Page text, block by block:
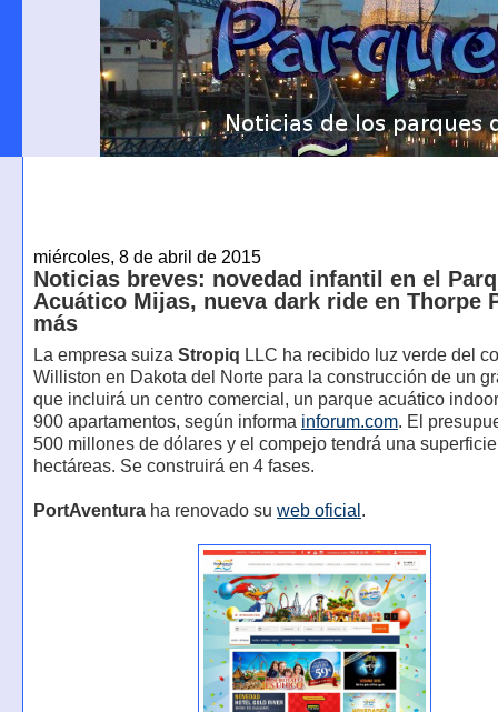
miércoles, 8 de abril de 2015
Noticias breves: novedad infantil en el
Acuático Mijas, nueva dark ride en Thorpe
más
La empresa suiza Stropiq LLC ha recibido luz verde del
Williston en Dakota del Norte para la construcción de un
que incluirá un centro comercial, un parque acuático
900 apartamentos, según informa inforum.com. El
500 millones de dólares y el compejo tendrá una
hectáreas. Se construirá en 4 fases.
PortAventuraha renovado su web oficial .